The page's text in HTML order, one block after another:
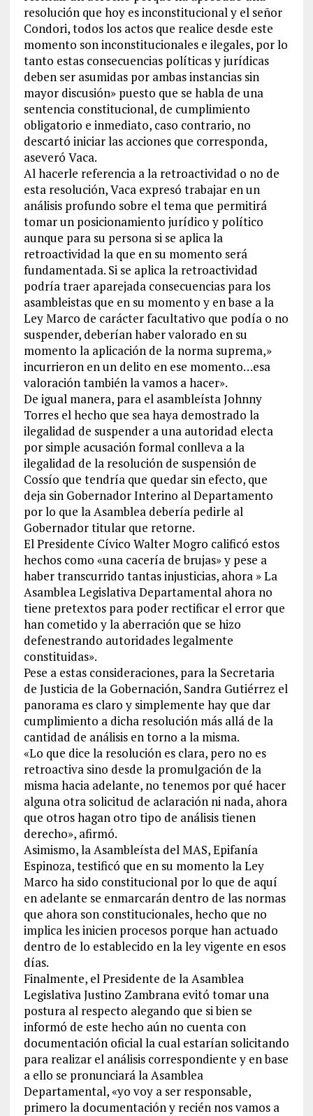
resolución que hoy es inconstitucional y el señor
Condori, todos los actos que realice desde este
momento son inconstitucionales e ilegales, por lo
tanto estas consecuencias políticas y jurídicas
deben ser asumidas por ambas instancias sin
mayor discusión» puesto que se habla de una
sentencia constitucional, de cumplimiento
obligatorio e inmediato, caso contrario, no
descartó iniciar las acciones que corresponda,
aseveró Vaca.
Al hacerle referencia a la retroactividad o no de
esta resolución, Vaca expresó trabajar en un
análisis profundo sobre el tema que permitirá
tomar un posicionamiento jurídico y político
aunque para su persona si se aplica la
retroactividad la que en su momento será
fundamentada. Si se aplica la retroactividad
podría traer aparejada consecuencias para los
asambleistas que en su momento y en base a la
Ley Marco de carácter facultativo que podía o no
suspender, deberían haber valorado en su
momento la aplicación de la norma suprema,»
incurrieron en un delito en ese momento…esa
valoración también la vamos a hacer».
De igual manera, para el asambleísta Johnny
Torres el hecho que sea haya demostrado la
ilegalidad de suspender a una autoridad electa
por simple acusación formal conlleva a la
ilegalidad de la resolución de suspensión de
Cossío que tendría que quedar sin efecto, que
deja sin Gobernador Interino al Departamento
por lo que la Asamblea debería pedirle al
Gobernador titular que retorne.
El Presidente Cívico Walter Mogro calificó estos
hechos como «una cacería de brujas» y pese a
haber transcurrido tantas injusticias, ahora » La
Asamblea Legislativa Departamental ahora no
tiene pretextos para poder rectificar el error que
han cometido y la aberración que se hizo
defenestrando autoridades legalmente
constituidas».
Pese a estas consideraciones, para la Secretaria
de Justicia de la Gobernación, Sandra Gutiérrez el
panorama es claro y simplemente hay que dar
cumplimiento a dicha resolución más allá de la
cantidad de análisis en torno a la misma.
«Lo que dice la resolución es clara, pero no es
retroactiva sino desde la promulgación de la
misma hacia adelante, no tenemos por qué hacer
alguna otra solicitud de aclaración ni nada, ahora
que otros hagan otro tipo de análisis tienen
derecho», afirmó.
Asimismo, la Asambleísta del MAS, Epifanía
Espinoza, testificó que en su momento la Ley
Marco ha sido constitucional por lo que de aquí
en adelante se enmarcarán dentro de las normas
que ahora son constitucionales, hecho que no
implica les inicien procesos porque han actuado
dentro de lo establecido en la ley vigente en esos
días.
Finalmente, el Presidente de la Asamblea
Legislativa Justino Zambrana evitó tomar una
postura al respecto alegando que si bien se
informó de este hecho aún no cuenta con
documentación oficial la cual estarían solicitando
para realizar el análisis correspondiente y en base
a ello se pronunciará la Asamblea
Departamental, «yo voy a ser responsable,
primero la documentación y recién nos vamos a